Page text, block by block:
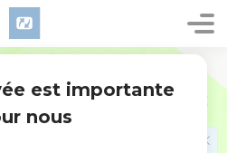
qui lui est arrivée ; et ils le
la ville et lui donneront un
poursuit, ils ne livreront pas
sans le savoir qu'il a frappé
est importante
nous